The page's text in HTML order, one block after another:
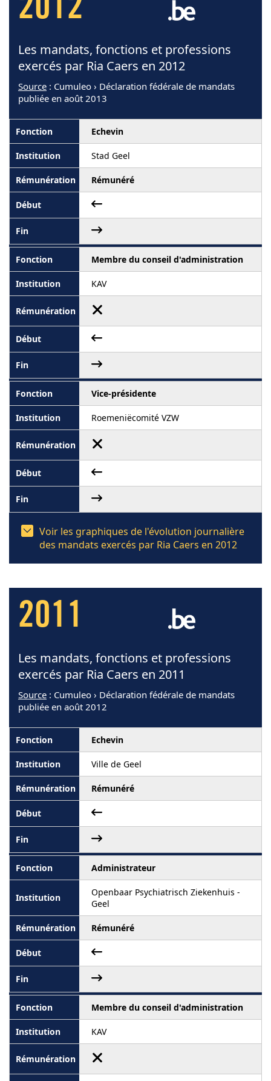
2012
Les mandats, fonctions et professions
exercés par Ria Caers en 2012
Source : Cumuleo › Déclaration fédérale de mandats
publiée en août 2013
Echevin
Stad Geel
Rémunéré
Membre du conseil d'administration
KAV
Vice-présidente
Roemeniëcomité VZW
Voir les graphiques de l'évolution journalière
des mandats exercés par Ria Caers en 2012
2011
Les mandats, fonctions et professions
exercés par Ria Caers en 2011
Source : Cumuleo › Déclaration fédérale de mandats
publiée en août 2012
Echevin
Ville de Geel
Rémunéré
Administrateur
Openbaar Psychiatrisch Ziekenhuis -
Geel
Rémunéré
Membre du conseil d'administration
KAV